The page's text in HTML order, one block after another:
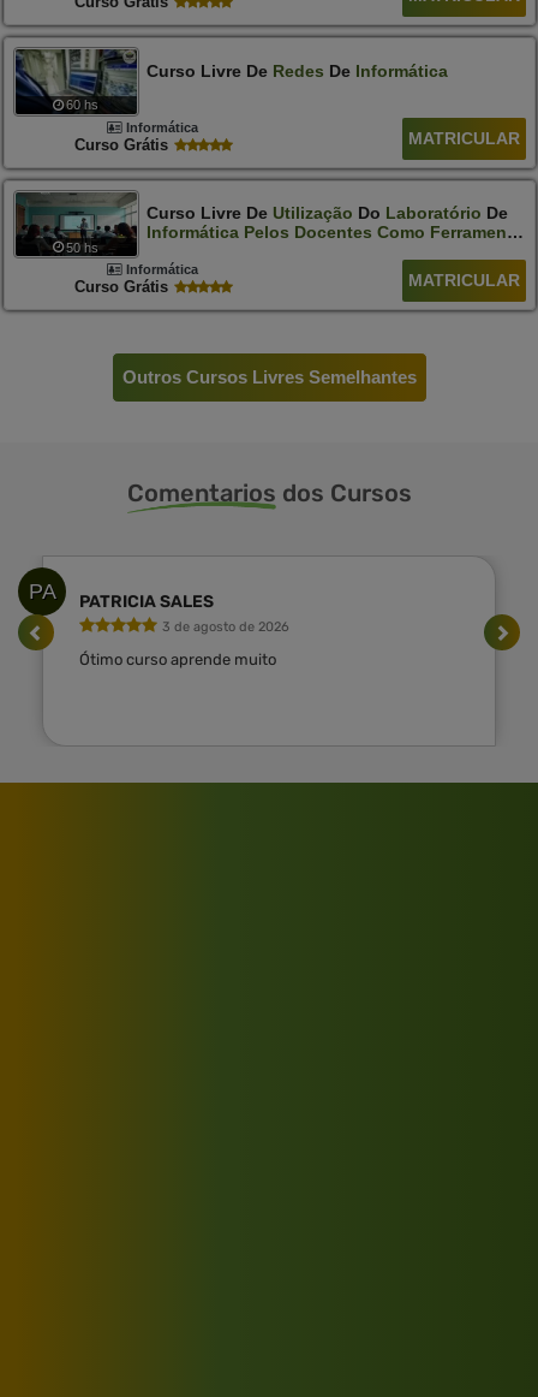
60 hs
Curso Livre De Redes De Informática
Informática
Curso Grátis MATRICULAR
50 hs
Curso Livre De Utilização Do Laboratório De
Informática Pelos Docentes Como Ferramenta
Informática
Curso Grátis MATRICULAR
Outros Cursos Livres Semelhantes
Comentarios dos Cursos
PA PATRICIA SALES
3 de agosto de 2026
Ótimo curso aprende muito